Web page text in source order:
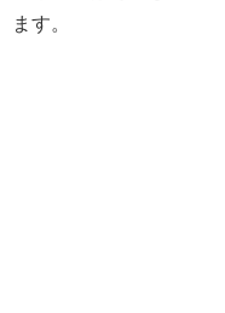
ます。